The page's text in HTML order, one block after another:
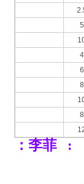
5
4
6
8
8
：李菲 :